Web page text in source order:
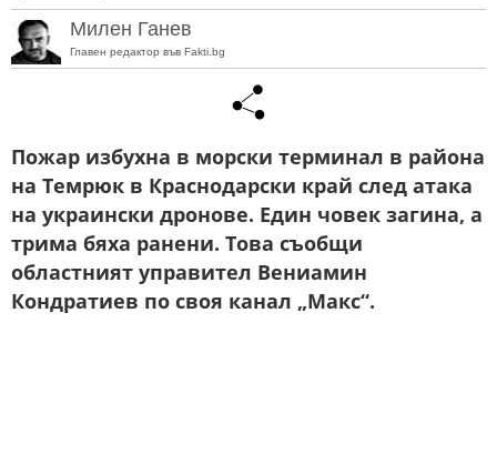
Милен Ганев
Главен редактор във Fakti.bg
Пожар избухна в морски терминал в района
на Темрюк в Краснодарски край след атака
на украински дронове. Един човек загина, а
трима бяха ранени. Това съобщи
областният управител Вениамин
Кондратиев по своя канал „Макс“.